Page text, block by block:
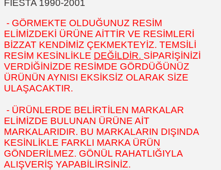
FİESTA 1990-2001
- GÖRMEKTE OLDUĞUNUZ RESİM
ELİMİZDEKİ ÜRÜNE AİTTİR VE RESİMLERİ
BİZZAT KENDİMİZ ÇEKMEKTEYİZ. TEMSİLİ
RESİM KESİNLİKLE DEĞİLDİR. SİPARİŞİNİZİ
VERDİĞİNİZDE RESİMDE GÖRDÜĞÜNÜZ
ÜRÜNÜN AYNISI EKSİKSİZ OLARAK SİZE
ULAŞACAKTIR.
- ÜRÜNLERDE BELİRTİLEN MARKALAR
ELİMİZDE BULUNAN ÜRÜNE AİT
MARKALARIDIR. BU MARKALARIN DIŞINDA
KESİNLİKLE FARKLI MARKA ÜRÜN
GÖNDERİLMEZ. GÖNÜL RAHATLIĞIYLA
ALIŞVERİŞ YAPABİLİRSİNİZ.